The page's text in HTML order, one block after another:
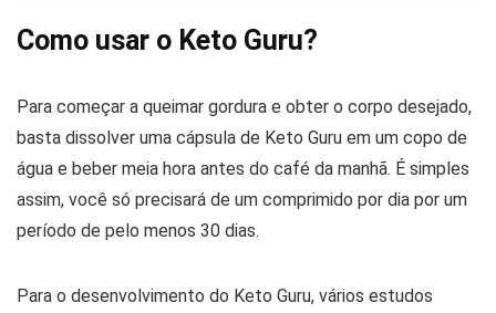
Como usar o Keto Guru?
Para começar a queimar gordura e obter o corpo desejado,
basta dissolver uma cápsula de Keto Guru em um copo de
água e beber meia hora antes do café da manhã. É simples
assim, você só precisará de um comprimido por dia por um
período de pelo menos 30 dias.
Para o desenvolvimento do Keto Guru, vários estudos